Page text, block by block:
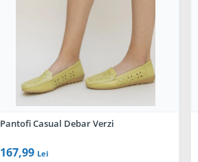
Pantofi Casual Debar Verzi
167,99 Lei